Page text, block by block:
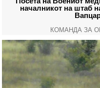
началникот на штаб
КОМАНДА ЗА